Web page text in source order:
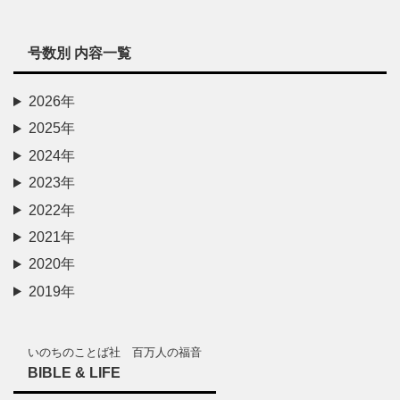
号数別 内容一覧
2026年
2025年
2024年
2023年
2022年
2021年
2020年
2019年
いのちのことば社 百万人の福音
BIBLE & LIFE